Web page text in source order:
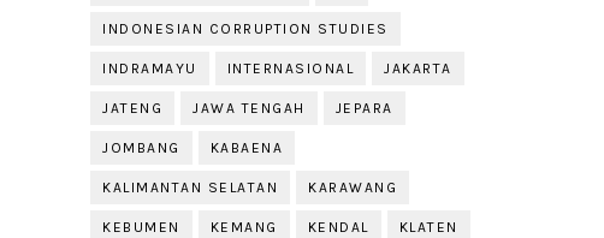
INDONESIAN CORRUPTION STUDIES
INDRAMAYU INTERNASIONAL JAKARTA
JATENG JAWA TENGAH JEPARA
JOMBANG KABAENA
KALIMANTAN SELATAN KARAWANG
KEBUMEN KEMANG KENDAL KLATEN